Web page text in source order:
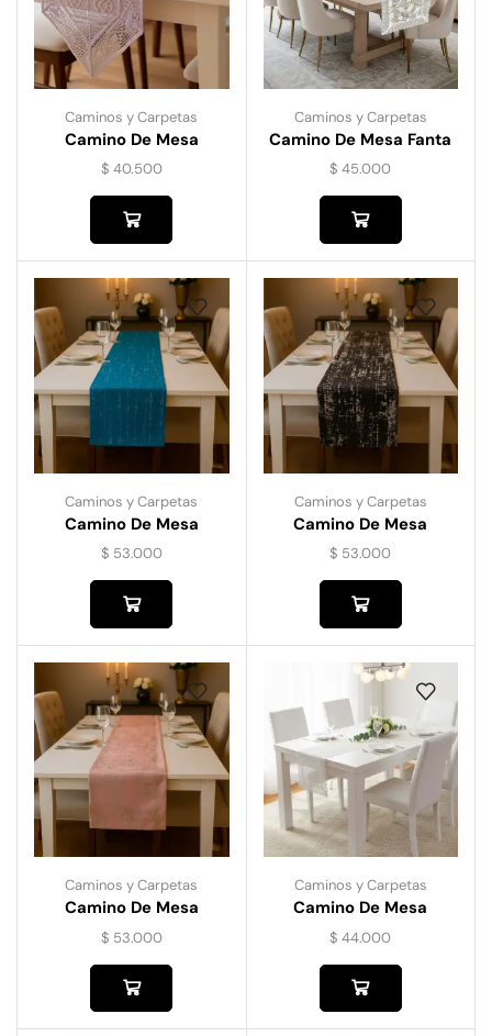
Caminos y Carpetas
Camino De Mesa
Croché
$ 40.500
Caminos y Carpetas
Camino De Mesa Fanta
$ 45.000
Caminos y Carpetas
Camino De Mesa
Fressia- Azul
$ 53.000
Caminos y Carpetas
Camino De Mesa
Fressia-Negro
$ 53.000
Caminos y Carpetas
Camino De Mesa
Fressia-Rosa
$ 53.000
Caminos y Carpetas
Camino De Mesa
Guipiur 6210
$ 44.000